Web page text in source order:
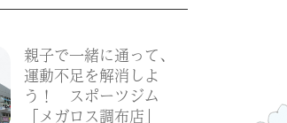
親子で一緒に通って、
運動不足を解消しよ
う！ スポーツジム
「メガロス調布店」